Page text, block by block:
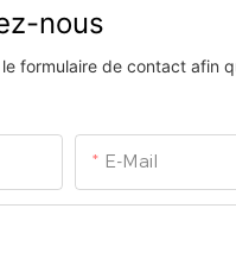
nous
formulaire de contact afin
E-Mail